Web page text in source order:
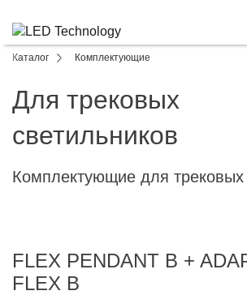
Каталог Комплектующие
Для трековых
светильников
Комплектующие для трековых
FLEX PENDANT B +
FLEX B